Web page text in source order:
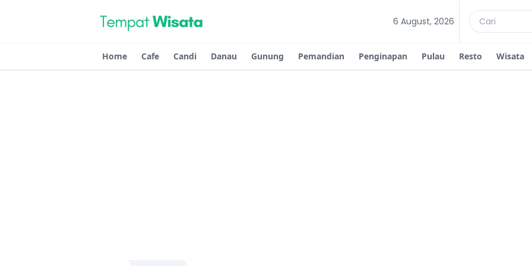
6 August, 2026
Home Cafe Candi Danau Gunung Pemandian Penginapan Pulau Resto Wisata